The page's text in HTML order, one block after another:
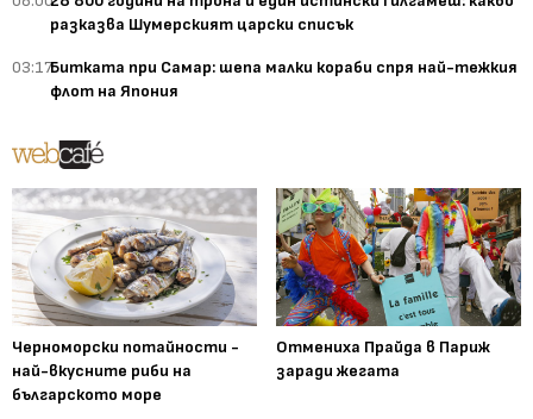
разказва Шумерският царски списък
03:17Битката при Самар: шепа малки кораби спря най-тежкия
флот на Япония
Черноморски потайности -
най-вкусните риби на
българското море
Отмениха Прайда в Париж
заради жегата